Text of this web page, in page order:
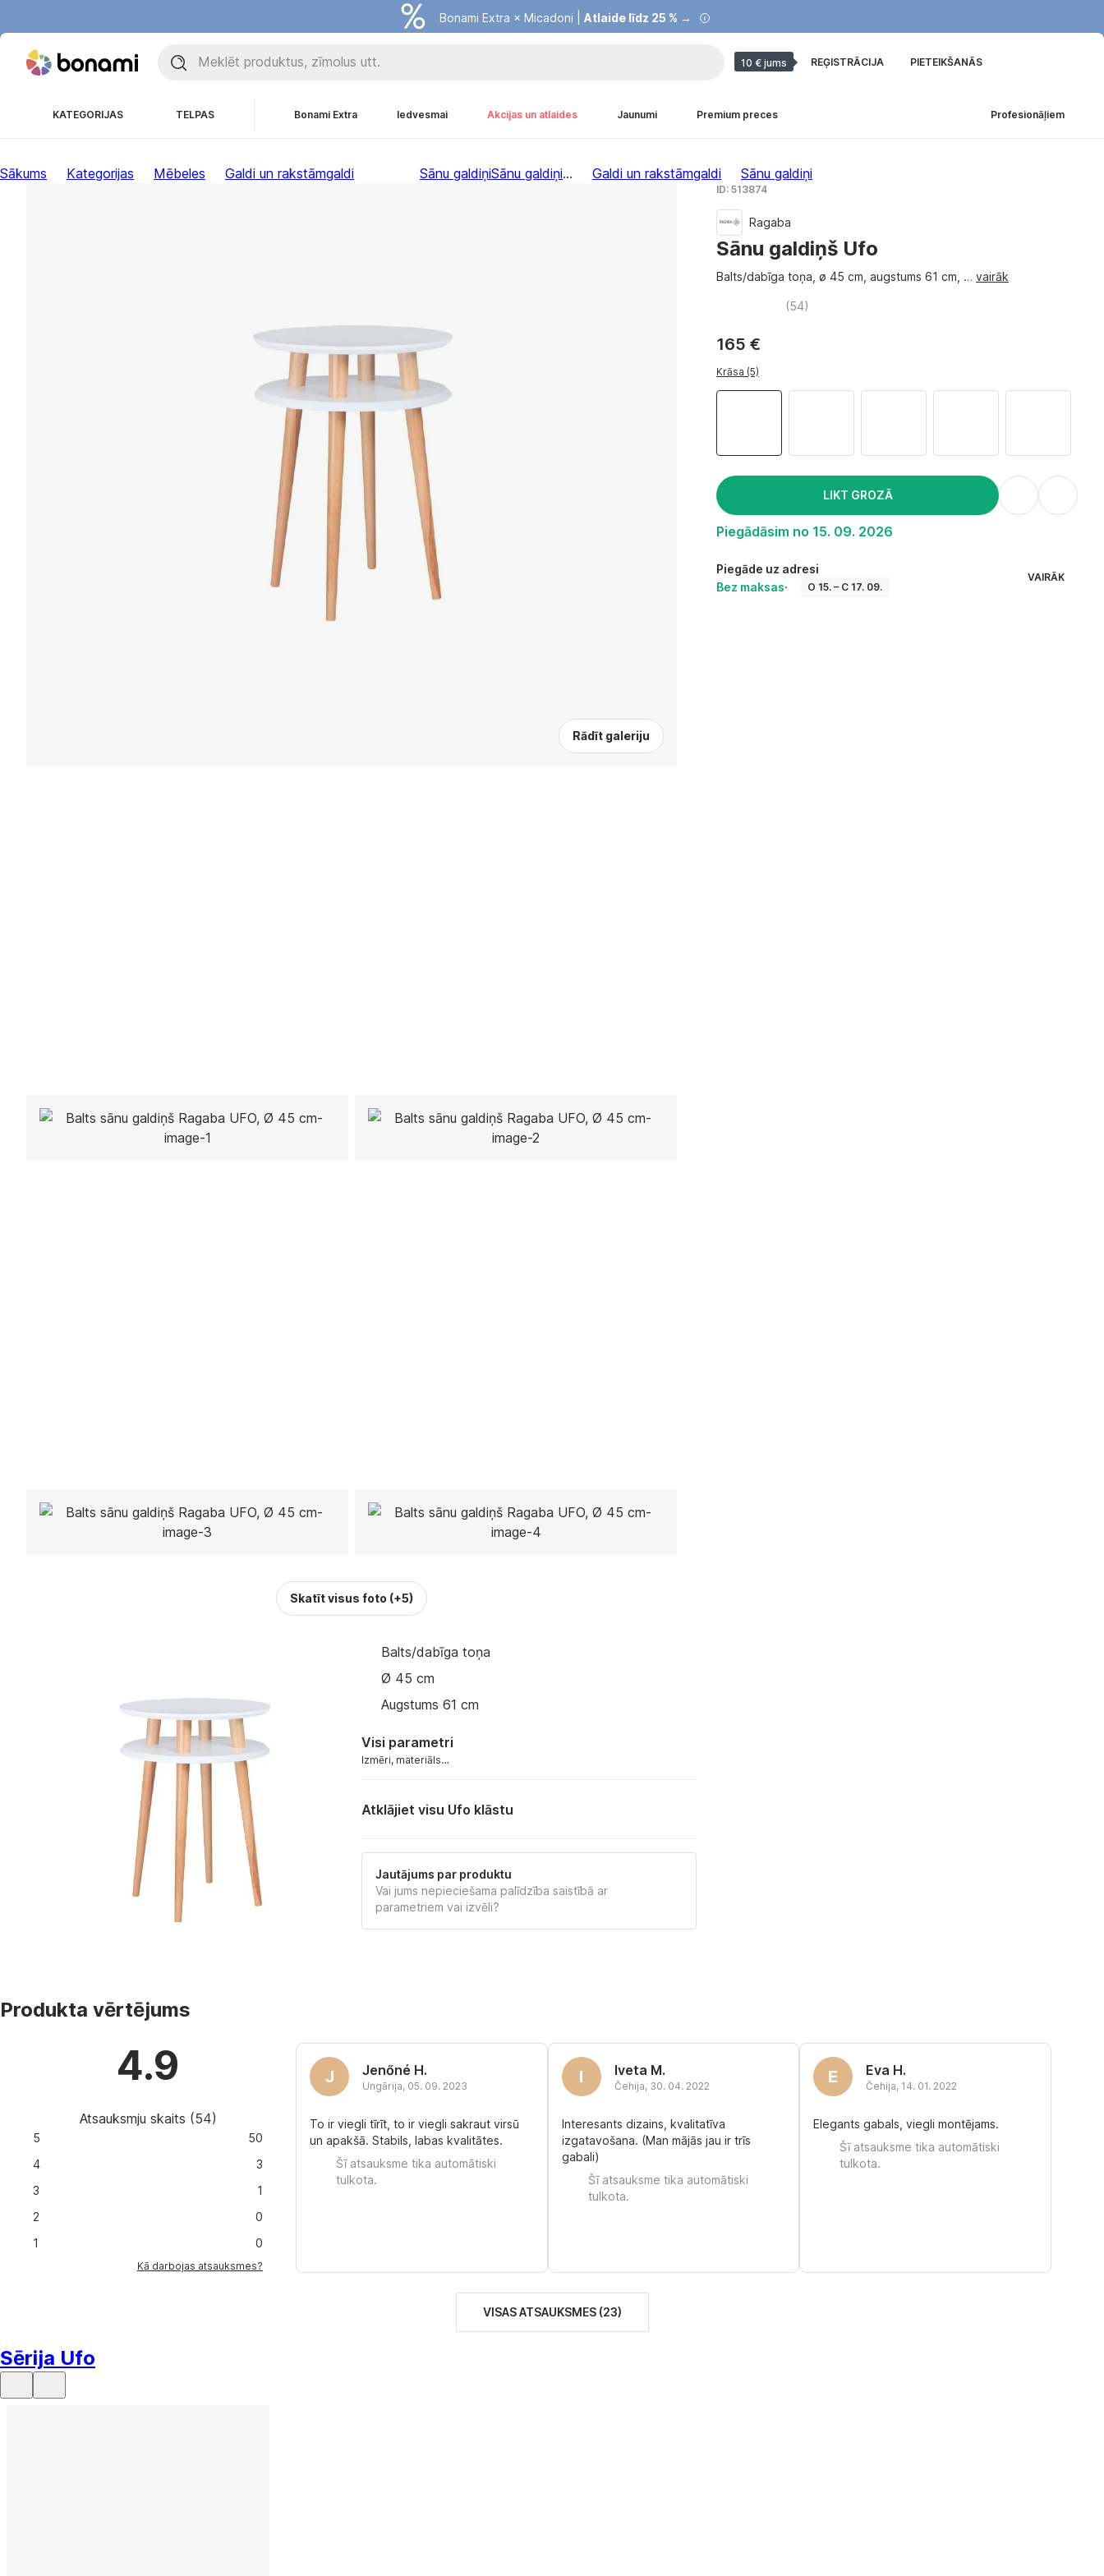
Bonami Extra × Micadoni | Atlaide līdz 25 % →
10 € jums REĢISTRĀCIJA PIETEIKŠANĀS
KATEGORIJAS TELPAS Bonami Extra Iedvesmai Akcijas un atlaides Jaunumi Premium preces Profesionāļiem
Sākums Kategorijas Mēbeles Galdi un rakstāmgaldi Sānu galdiņiSānu galdiņi... Galdi un rakstāmgaldi Sānu galdiņi
Rādīt galeriju
Skatīt visus foto (+5)
ID: 513874
Ragaba
Sānu galdiņš Ufo
Balts/dabīga toņa, ø 45 cm, augstums 61 cm , … vairāk
(54)
165 €
Krāsa (5)
LIKT GROZĀ
Piegādāsim no 15. 09. 2026
Piegāde uz adresi
Bez maksas· O 15. – C 17. 09.
VAIRĀK
Balts/dabīga toņa
Ø 45 cm
Augstums 61 cm
Visi parametri
Izmēri, materiāls…
Atklājiet visu Ufo klāstu
Jautājums par produktu
Vai jums nepieciešama palīdzība saistībā ar
parametriem vai izvēli?
Produkta vērtējums
4.9
Atsauksmju skaits (54)
5
50
4
3
3
1
2
0
1
0
Kā darbojas atsauksmes?
J Jenőné H.
Ungārija, 05. 09. 2023
To ir viegli tīrīt, to ir viegli sakraut virsū
un apakšā. Stabils, labas kvalitātes.
Šī atsauksme tika automātiski
tulkota.
I Iveta M.
Čehija, 30. 04. 2022
Interesants dizains, kvalitatīva
izgatavošana. (Man mājās jau ir trīs
gabali)
Šī atsauksme tika automātiski
tulkota.
E Eva H.
Čehija, 14. 01. 2022
Elegants gabals, viegli montējams.
Šī atsauksme tika automātiski
tulkota.
VISAS ATSAUKSMES(23)
Sērija Ufo